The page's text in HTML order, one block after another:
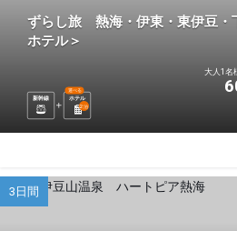
ずらし旅 熱海・伊東・東伊豆・
ホテル＞
新幹線 ホテル
選べる
2泊
大人1名
3日間